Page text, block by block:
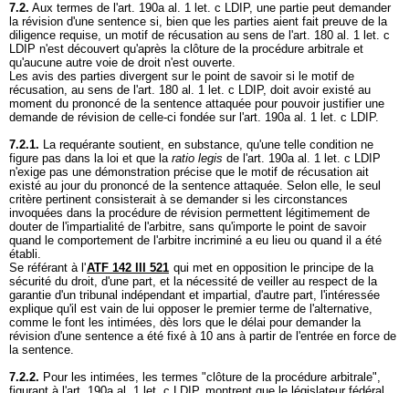
7.2. Aux termes de l'art. 190a al. 1 let. c LDIP, une partie peut demander
la révision d'une sentence si, bien que les parties aient fait preuve de la
diligence requise, un motif de récusation au sens de l'art. 180 al. 1 let. c
LDIP n'est découvert qu'après la clôture de la procédure arbitrale et
qu'aucune autre voie de droit n'est ouverte.
Les avis des parties divergent sur le point de savoir si le motif de
récusation, au sens de l'art. 180 al. 1 let. c LDIP, doit avoir existé au
moment du prononcé de la sentence attaquée pour pouvoir justifier une
demande de révision de celle-ci fondée sur l'art. 190a al. 1 let. c LDIP.
7.2.1. La requérante soutient, en substance, qu'une telle condition ne
figure pas dans la loi et que la ratio legis de l'art. 190a al. 1 let. c LDIP
n'exige pas une démonstration précise que le motif de récusation ait
existé au jour du prononcé de la sentence attaquée. Selon elle, le seul
critère pertinent consisterait à se demander si les circonstances
invoquées dans la procédure de révision permettent légitimement de
douter de l'impartialité de l'arbitre, sans qu'importe le point de savoir
quand le comportement de l'arbitre incriminé a eu lieu ou quand il a été
établi.
Se référant à l'ATF 142 III 521 qui met en opposition le principe de la
sécurité du droit, d'une part, et la nécessité de veiller au respect de la
garantie d'un tribunal indépendant et impartial, d'autre part, l'intéressée
explique qu'il est vain de lui opposer le premier terme de l'alternative,
comme le font les intimées, dès lors que le délai pour demander la
révision d'une sentence a été fixé à 10 ans à partir de l'entrée en force de
la sentence.
7.2.2. Pour les intimées, les termes "clôture de la procédure arbitrale",